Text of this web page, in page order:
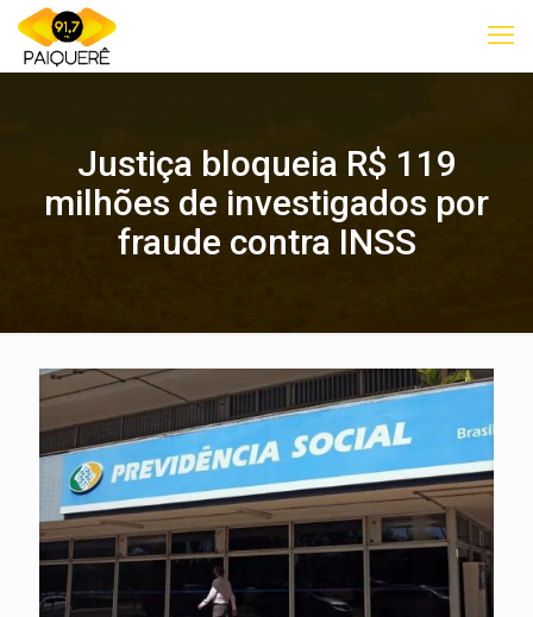
Justiça bloqueia R$ 119
milhões de investigados por
fraude contra INSS